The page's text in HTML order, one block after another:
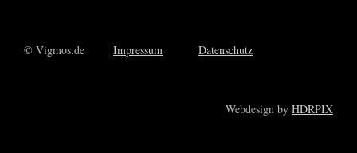
© Vigmos.de Impressum Datenschutz
Webdesign by HDRPIX